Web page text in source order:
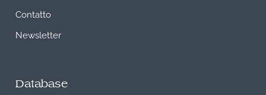
Contatto
Newsletter
Database